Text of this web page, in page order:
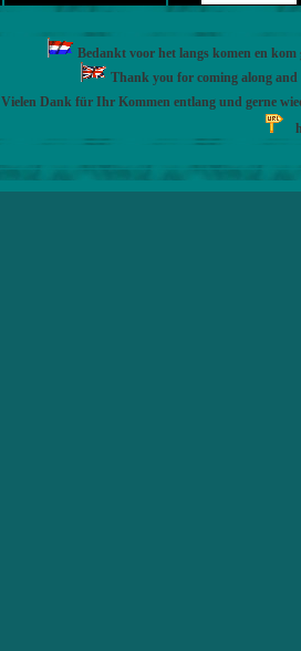
Bedankt voor het langs komen en
Thank you for coming along and
Vielen Dank für Ihr Kommen entlang und gerne